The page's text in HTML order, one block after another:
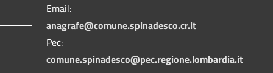
Email:
anagrafe@comune.spinadesco.cr.it
Pec:
comune.spinadesco@pec.regione.lombardia.it